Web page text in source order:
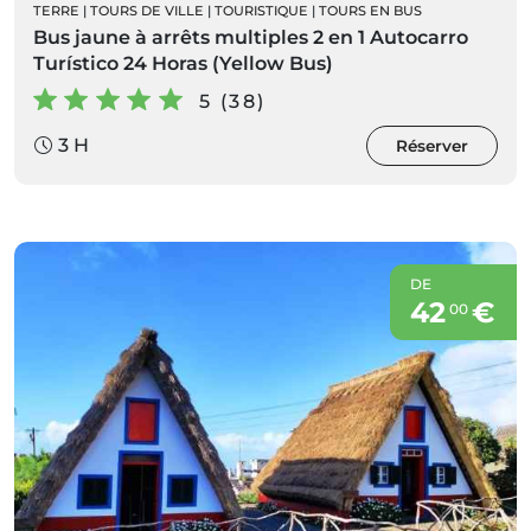
TERRE | TOURS DE VILLE | TOURISTIQUE | TOURS EN BUS
Bus jaune à arrêts multiples 2 en 1 Autocarro
Turístico 24 Horas (Yellow Bus)
5 (38)
3 H
Réserver
DE
42 00€